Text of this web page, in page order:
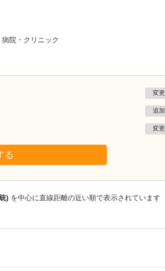
病院・クリニック
変更
追加
変更
る
) を中心に直線距離の近い順で表示されています
群馬県高崎市
花水木内科